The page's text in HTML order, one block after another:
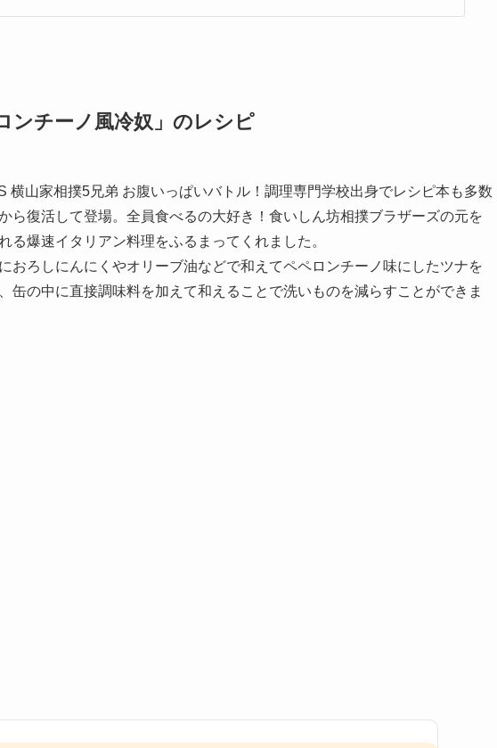
ンチーノ風冷奴」のレシピ
横山家相撲5兄弟 お腹いっぱいバトル！調理専門学校出身でレシピ本も多数
ら復活して登場。全員食べるの大好き！食いしん坊相撲ブラザーズの元を
る爆速イタリアン料理をふるまってくれました。
おろしにんにくやオリーブ油などで和えてペペロンチーノ味にしたツナを
缶の中に直接調味料を加えて和えることで洗いものを減らすことができま